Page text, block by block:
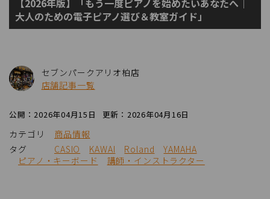
大人のための電子ピアノ選び＆教室ガイド」
セブンパークアリオ柏店
店舗記事一覧
公開：2026年04月15日 更新：2026年04月16日
カテゴリ
商品情報
タグ
CASIO KAWAI Roland
YAMAHA
ピアノ・キーボード
講師・インストラクター